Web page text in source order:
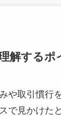
解するポ
や取引慣行
で見かけた